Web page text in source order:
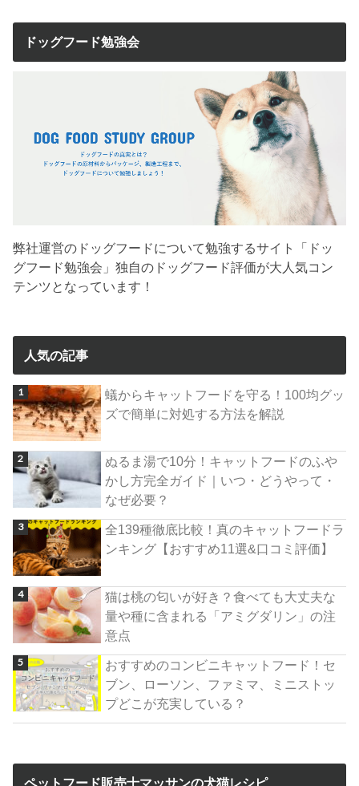
ドッグフード勉強会
弊社運営のドッグフードについて勉強するサイト「ドッ
グフード勉強会」独自のドッグフード評価が大人気コン
テンツとなっています！
人気の記事
蟻からキャットフードを守る！100均グッ
ズで簡単に対処する方法を解説
ぬるま湯で10分！キャットフードのふや
かし方完全ガイド｜いつ・どうやって・
なぜ必要？
全139種徹底比較！真のキャットフードラ
ンキング【おすすめ11選&口コミ評価】
猫は桃の匂いが好き？食べても大丈夫な
量や種に含まれる「アミグダリン」の注
意点
おすすめのコンビニキャットフード！セ
ブン、ローソン、ファミマ、ミニストッ
プどこが充実している？
ペットフード販売士マッサンの犬猫レシピ